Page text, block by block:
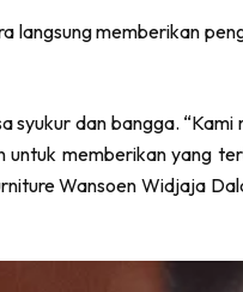
memberikan
dan bangga.
memberikan yang
Wansoen Widjaja